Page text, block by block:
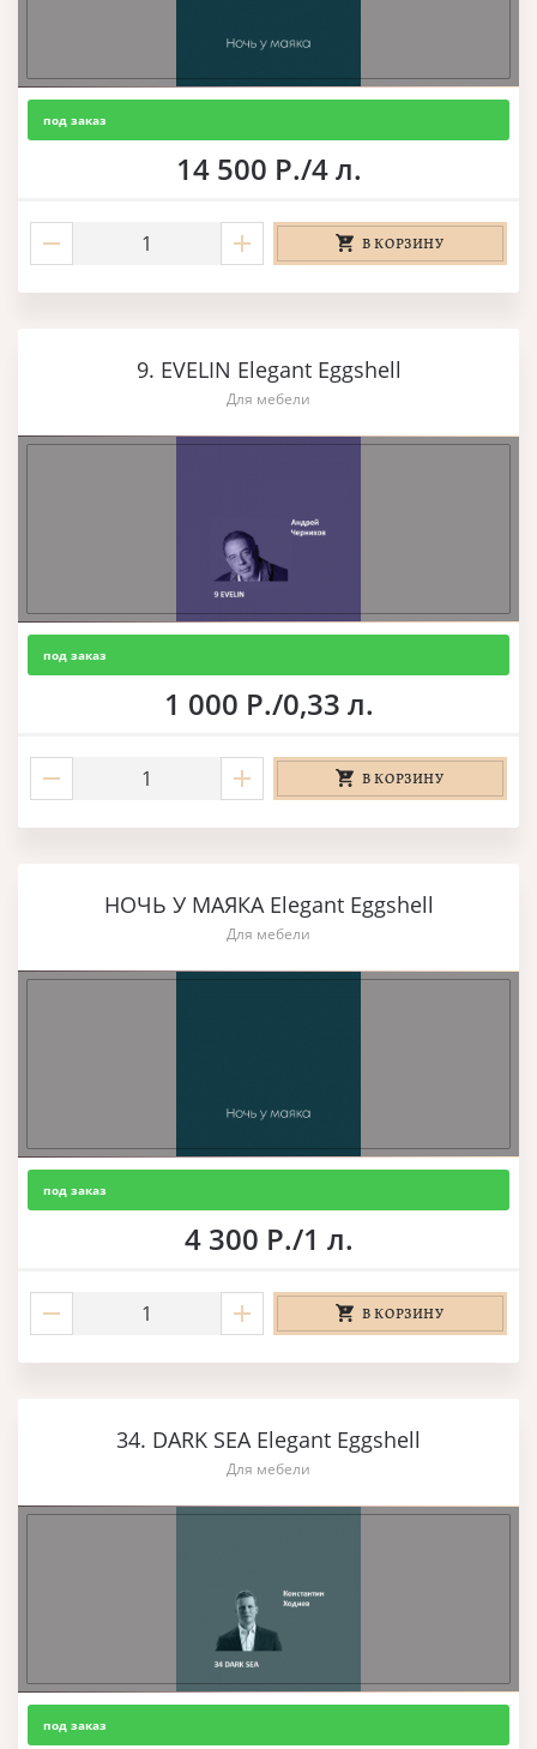
под заказ
14 500 Р./4 л.
В КОРЗИНУ
9. EVELIN Elegant Eggshell
Для мебели
под заказ
1 000 Р./0,33 л.
В КОРЗИНУ
НОЧЬ У МАЯКА Elegant Eggshell
Для мебели
под заказ
4 300 Р./1 л.
В КОРЗИНУ
34. DARK SEA Elegant Eggshell
Для мебели
под заказ